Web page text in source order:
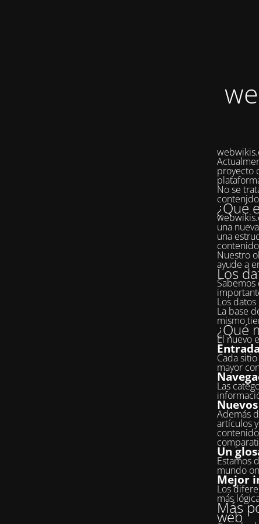
proyecto
No se
¿Qué
una
una
Nuestro
ayude a
Los
Los
La base
mismo
¿Qué
El nuevo
Cada
mayor
Las
Además
artículos
Un
Estamos
mundo
Mejor
Los
más
Más
web